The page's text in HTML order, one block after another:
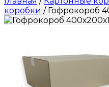
коробки / Гофрокороб